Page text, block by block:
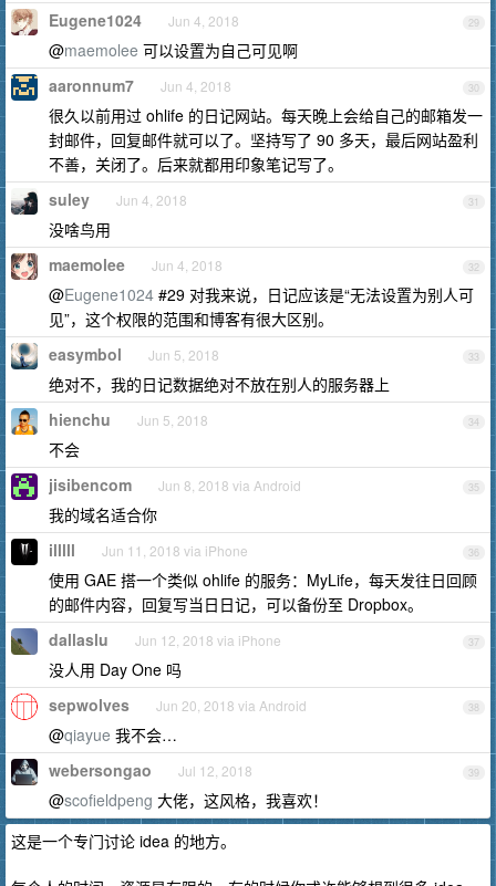
29
Eugene1024 Jun 4, 2018
@maemolee 可以设置为自己可见啊
30
aaronnum7 Jun 4, 2018
很久以前用过 ohlife 的日记网站。每天晚上会给自己的邮箱发一
封邮件，回复邮件就可以了。坚持写了 90 多天，最后网站盈利
不善，关闭了。后来就都用印象笔记写了。
31
suley Jun 4, 2018
没啥鸟用
32
maemolee Jun 4, 2018
@Eugene1024 #29 对我来说，日记应该是“无法设置为别人可
见”，这个权限的范围和博客有很大区别。
33
easymbol Jun 5, 2018
绝对不，我的日记数据绝对不放在别人的服务器上
34
hienchu Jun 5, 2018
不会
35
jisibencom Jun 8, 2018 via Android
我的域名适合你
36
illlll Jun 11, 2018 via iPhone
使用 GAE 搭一个类似 ohlife 的服务：MyLife，每天发往日回顾
的邮件内容，回复写当日日记，可以备份至 Dropbox。
37
dallaslu Jun 12, 2018 via iPhone
没人用 Day One 吗
38
sepwolves Jun 20, 2018 via Android
@qiayue 我不会…
39
webersongao Jul 12, 2018
@scofieldpeng 大佬，这风格，我喜欢！
这是一个专门讨论 idea 的地方。